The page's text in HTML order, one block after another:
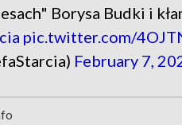
Borysa Budki i
pic.twitter.com/
February 7,